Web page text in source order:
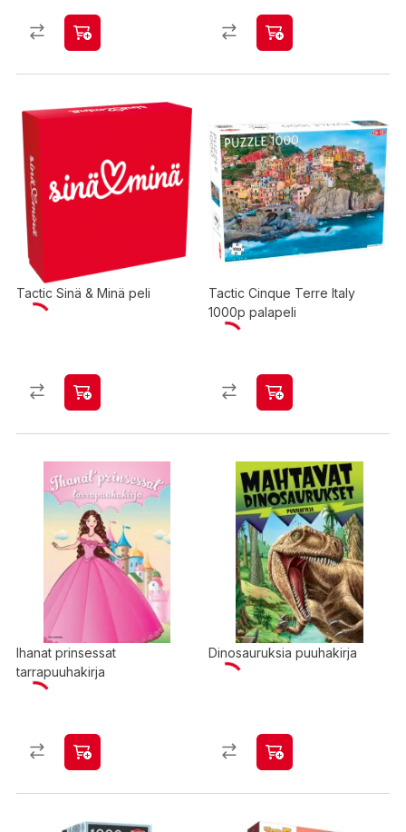
Tactic Sinä & Minä peli
Tactic Cinque Terre Italy
1000p palapeli
Ihanat prinsessat
tarrapuuhakirja
Dinosauruksia puuhakirja